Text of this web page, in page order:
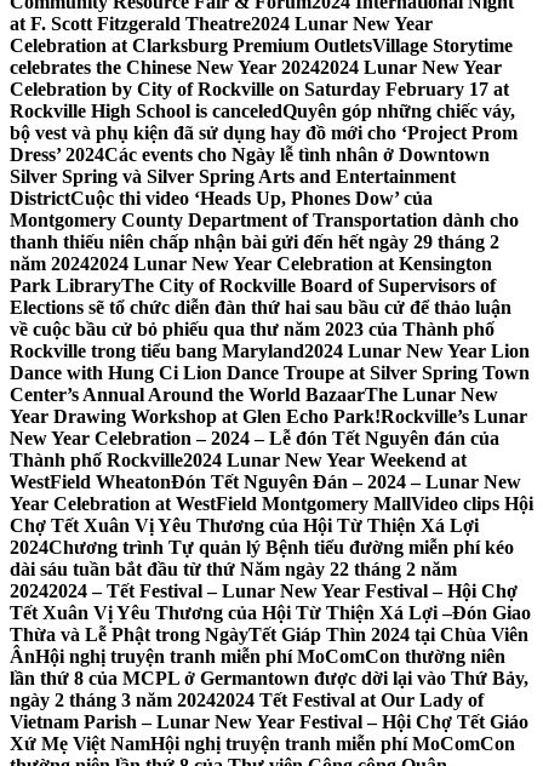
at F. Scott Fitzgerald Theatre2024 Lunar New Year
Celebration at Clarksburg Premium OutletsVillage Storytime
celebrates the Chinese New Year 20242024 Lunar New Year
Celebration by City of Rockville on Saturday February 17 at
Rockville High School is canceledQuyên góp những chiếc váy,
bộ vest và phụ kiện đã sử dụng hay đồ mới cho ‘Project Prom
Dress’ 2024Các events cho Ngày lễ tình nhân ở Downtown
Silver Spring và Silver Spring Arts and Entertainment
DistrictCuộc thi video ‘Heads Up, Phones Dow’ của
Montgomery County Department of Transportation dành cho
thanh thiếu niên chấp nhận bài gửi đến hết ngày 29 tháng 2
năm 20242024 Lunar New Year Celebration at Kensington
Park LibraryThe City of Rockville Board of Supervisors of
Elections sẽ tổ chức diễn đàn thứ hai sau bầu cử để thảo luận
về cuộc bầu cử bỏ phiếu qua thư năm 2023 của Thành phố
Rockville trong tiểu bang Maryland2024 Lunar New Year Lion
Dance with Hung Ci Lion Dance Troupe at Silver Spring Town
Center’s Annual Around the World BazaarThe Lunar New
Year Drawing Workshop at Glen Echo Park!Rockville’s Lunar
New Year Celebration – 2024 – Lễ đón Tết Nguyên đán của
Thành phố Rockville2024 Lunar New Year Weekend at
WestField WheatonĐón Tết Nguyên Đán – 2024 – Lunar New
Year Celebration at WestField Montgomery MallVideo clips Hội
Chợ Tết Xuân Vị Yêu Thương của Hội Từ Thiện Xá Lợi
2024Chương trình Tự quản lý Bệnh tiểu đường miễn phí kéo
dài sáu tuần bắt đầu từ thứ Năm ngày 22 tháng 2 năm
20242024 – Tết Festival – Lunar New Year Festival – Hội Chợ
Tết Xuân Vị Yêu Thương của Hội Từ Thiện Xá Lợi –Đón Giao
Thừa và Lễ Phật trong NgàyTết Giáp Thìn 2024 tại Chùa Viên
ÂnHội nghị truyện tranh miễn phí MoComCon thường niên
lần thứ 8 của MCPL ở Germantown được dời lại vào Thứ Bảy,
ngày 2 tháng 3 năm 20242024 Tết Festival at Our Lady of
Vietnam Parish – Lunar New Year Festival – Hội Chợ Tết Giáo
Xứ Mẹ Việt NamHội nghị truyện tranh miễn phí MoComCon